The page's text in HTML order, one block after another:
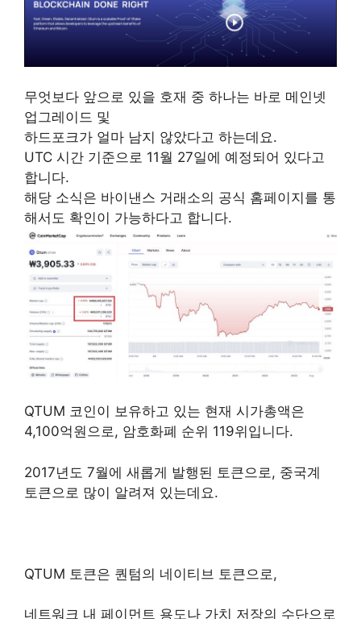
무엇보다 앞으로 있을 호재 중 하나는 바로 메인넷
업그레이드 및
하드포크가 얼마 남지 않았다고 하는데요.
UTC 시간 기준으로 11월 27일에 예정되어 있다고
합니다.
해당 소식은 바이낸스 거래소의 공식 홈페이지를 통
해서도 확인이 가능하다고 합니다.
QTUM 코인이 보유하고 있는 현재 시가총액은
4,100억원으로, 암호화폐 순위 119위입니다.
2017년도 7월에 새롭게 발행된 토큰으로, 중국계
토큰으로 많이 알려져 있는데요.
QTUM 토큰은 퀀텀의 네이티브 토큰으로,
네트워크 내 페이먼트 용도나 가치 저장의 수단으로